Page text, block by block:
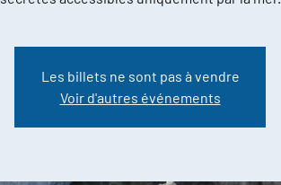
Les billets ne sont pas à vendre
Voir d'autres événements